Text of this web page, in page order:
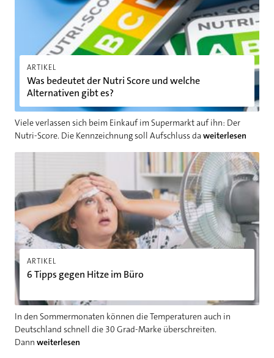
ARTIKEL
Was bedeutet der Nutri Score und welche
Alternativen gibt es?
Viele verlassen sich beim Einkauf im Supermarkt auf ihn: Der
Nutri-Score. Die Kennzeichnung soll Aufschluss da weiterlesen
ARTIKEL
6 Tipps gegen Hitze im Büro
In den Sommermonaten können die Temperaturen auch in
Deutschland schnell die 30 Grad-Marke überschreiten.
Dann weiterlesen